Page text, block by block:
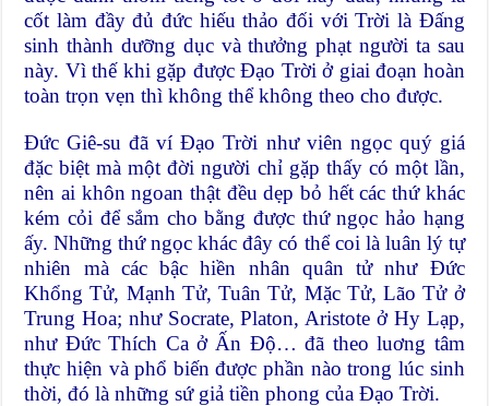
cốt làm đầy đủ đức hiếu thảo đối với Trời là Đấng
sinh thành dưỡng dục và thưởng phạt người ta sau
này. Vì thế khi gặp được Đạo Trời ở giai đoạn hoàn
toàn trọn vẹn thì không thể không theo cho được.
Đức Giê-su đã ví Đạo Trời như viên ngọc quý giá
đặc biệt mà một đời người chỉ gặp thấy có một lần,
nên ai khôn ngoan thật đều dẹp bỏ hết các thứ khác
kém cỏi để sắm cho bằng được thứ ngọc hảo hạng
ấy. Những thứ ngọc khác đây có thể coi là luân lý tự
nhiên mà các bậc hiền nhân quân tử như Đức
Khổng Tử, Mạnh Tử, Tuân Tử, Mặc Tử, Lão Tử ở
Trung Hoa; như Socrate, Platon, Aristote ở Hy Lạp,
như Đức Thích Ca ở Ấn Độ… đã theo luơng tâm
thực hiện và phổ biến được phần nào trong lúc sinh
thời, đó là những sứ giả tiền phong của Đạo Trời.